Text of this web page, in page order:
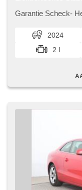
Reifendrucksensor,
Autoradio,
Garantie Scheck​-
Nabízí vysokou
2024
2 l